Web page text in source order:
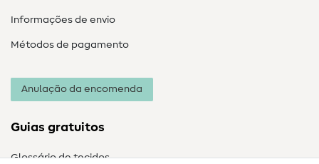
Informações de envio
Métodos de pagamento
Anulação da encomenda
Guias gratuitos
Glossário de tecidos